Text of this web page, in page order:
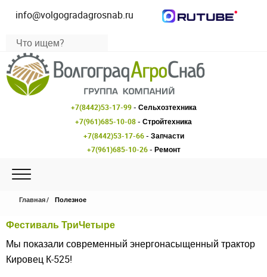
info@volgogradagrosnab.ru
+7(8442)53-17-99- Сельхозтехника
+7(961)685-10-08- Стройтехника
+7(8442)53-17-66- Запчасти
+7(961)685-10-26- Ремонт
Главная Полезное
Фестиваль ТриЧетыре
Мы показали современный энергонасыщенный трактор
Кировец К-525!